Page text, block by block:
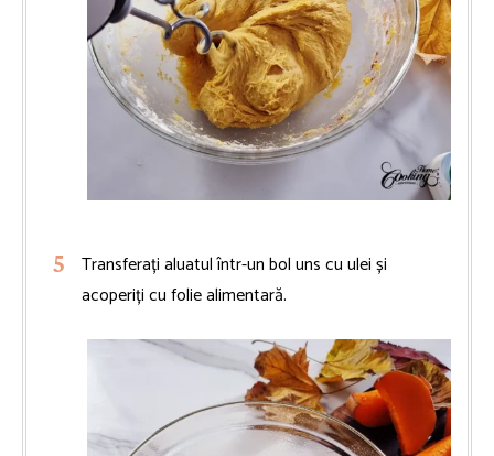
Transferați aluatul într-un bol uns cu ulei și
acoperiți cu folie alimentară.